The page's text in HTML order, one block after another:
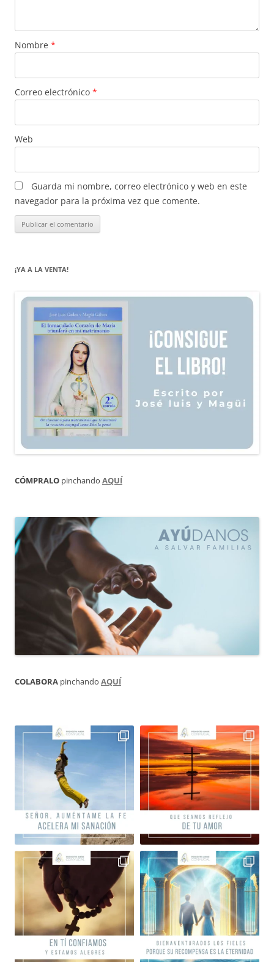
Nombre *
Correo electrónico *
Web
Guarda mi nombre, correo electrónico y web en este
navegador para la próxima vez que comente.
¡YA A LA VENTA!
CÓMPRALO pinchando AQUÍ
COLABORA pinchando AQUÍ